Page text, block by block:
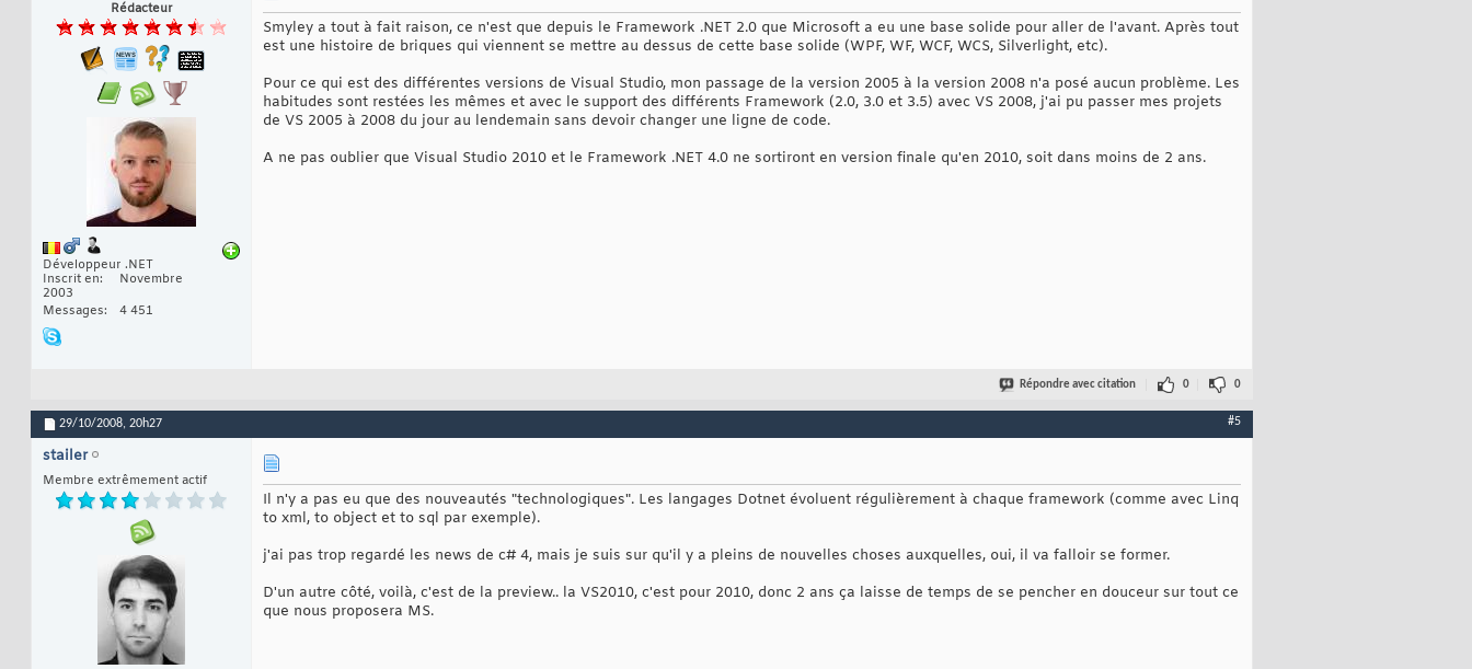
Rédacteur
Développeur .NET
Inscrit en
Novembre
2003
Messages
4 451
Smyley a tout à fait raison, ce n'est que depuis le Framework .NET 2.0 que Microsoft a eu une base solide pour aller de l'avant. Après tout
est une histoire de briques qui viennent se mettre au dessus de cette base solide (WPF, WF, WCF, WCS, Silverlight, etc).
Pour ce qui est des différentes versions de Visual Studio, mon passage de la version 2005 à la version 2008 n'a posé aucun problème. Les
habitudes sont restées les mêmes et avec le support des différents Framework (2.0, 3.0 et 3.5) avec VS 2008, j'ai pu passer mes projets
de VS 2005 à 2008 du jour au lendemain sans devoir changer une ligne de code.
A ne pas oublier que Visual Studio 2010 et le Framework .NET 4.0 ne sortiront en version finale qu'en 2010, soit dans moins de 2 ans.
Répondre avec citation 0 0
29/10/2008, 20h27 #5
stailer
Membre extrêmement actif
Il n'y a pas eu que des nouveautés "technologiques". Les langages Dotnet évoluent régulièrement à chaque framework (comme avec Linq
to xml, to object et to sql par exemple).
j'ai pas trop regardé les news de c# 4, mais je suis sur qu'il y a pleins de nouvelles choses auxquelles, oui, il va falloir se former.
D'un autre côté, voilà, c'est de la preview.. la VS2010, c'est pour 2010, donc 2 ans ça laisse de temps de se pencher en douceur sur tout ce
que nous proposera MS.